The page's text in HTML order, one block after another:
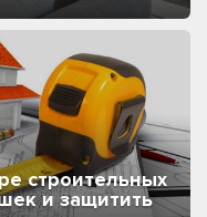
строительных
и защитить